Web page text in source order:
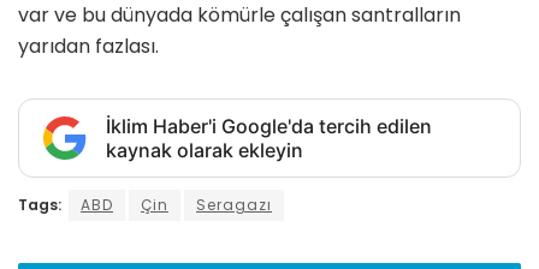
var ve bu dünyada kömürle çalışan santralların
yarıdan fazlası.
İklim Haber'i Google'da tercih edilen
kaynak olarak ekleyin
Tags: ABD Çin Seragazı